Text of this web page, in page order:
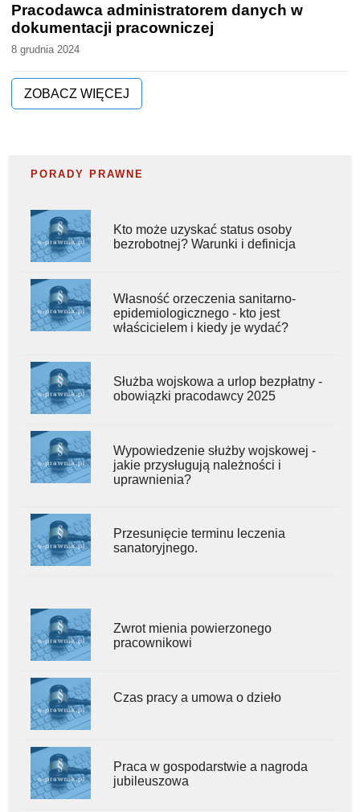
Pracodawca administratorem danych w
dokumentacji pracowniczej
8 grudnia 2024
ZOBACZ WIĘCEJ
PORADY PRAWNE
Kto może uzyskać status osoby
bezrobotnej? Warunki i definicja
Własność orzeczenia sanitarno-
epidemiologicznego - kto jest
właścicielem i kiedy je wydać?
Służba wojskowa a urlop bezpłatny -
obowiązki pracodawcy 2025
Wypowiedzenie służby wojskowej -
jakie przysługują należności i
uprawnienia?
Przesunięcie terminu leczenia
sanatoryjnego.
Zwrot mienia powierzonego
pracownikowi
Czas pracy a umowa o dzieło
Praca w gospodarstwie a nagroda
jubileuszowa